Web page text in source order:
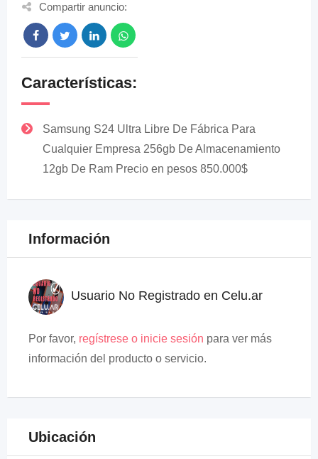
Compartir anuncio:
Características:
Samsung S24 Ultra Libre De Fábrica Para
Cualquier Empresa 256gb De Almacenamiento
12gb De Ram Precio en pesos 850.000$
Información
Usuario No Registrado en Celu.ar
Por favor, regístrese o inicie sesión para ver más
información del producto o servicio.
Ubicación